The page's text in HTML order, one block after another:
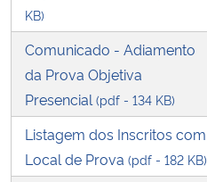
KB)
Comunicado - Adiamento
da Prova Objetiva
Presencial (pdf - 134 KB)
Listagem dos Inscritos com
Local de Prova (pdf - 182 KB)